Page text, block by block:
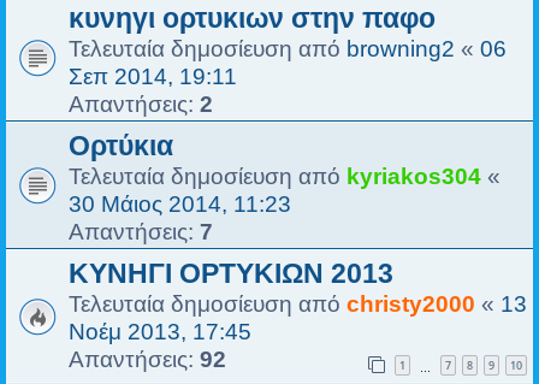
κυνηγι ορτυκιων στην παφο
Τελευταία δημοσίευση από browning2 « 06
Σεπ 2014, 19:11
Απαντήσεις: 2
Ορτύκια
Τελευταία δημοσίευση από kyriakos304 «
30 Μάιος 2014, 11:23
Απαντήσεις: 7
ΚΥΝΗΓΙ ΟΡΤΥΚΙΩΝ 2013
Τελευταία δημοσίευση από christy2000 « 13
Νοέμ 2013, 17:45
Απαντήσεις: 92 1 … 7 8 9 10